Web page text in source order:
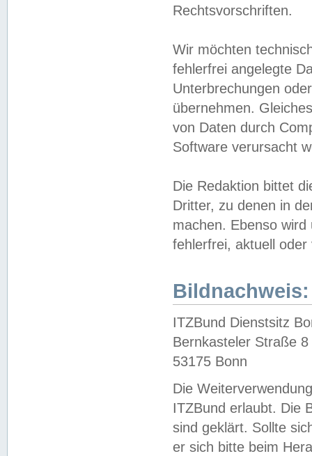
Rechtsvorschriften.
Wir möchten
fehlerfrei angelegte
Unterbrechungen
übernehmen.
von Daten durch
Software verursacht
Die Redaktion bittet
Dritter, zu denen in
machen. Ebenso
fehlerfrei, aktuell oder
Bildnachweis:
ITZBund Dienstsitz
Bernkasteler Straße 8
53175 Bonn
Die
ITZBund erlaubt. Die
sind geklärt. Sollte
er sich bitte beim